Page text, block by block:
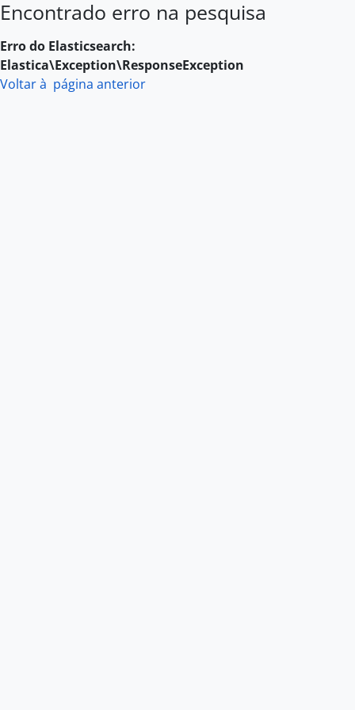
Skip to main content
Encontrado erro na pesquisa
Erro do Elasticsearch:
Elastica\Exception\ResponseException
Voltar à página anterior